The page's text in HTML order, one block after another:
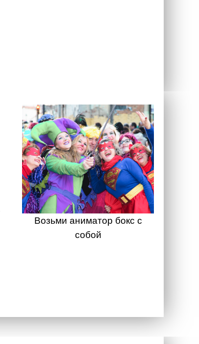
Возьми аниматор бокс с
собой